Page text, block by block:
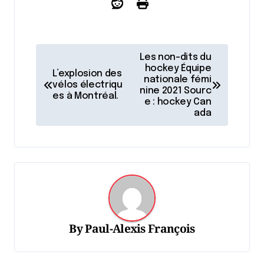
v
g
a
t
d
L’explosion des
vélos électriqu
es à Montréal.
Les non-dits du
hockey Équipe
nationale fémi
nine 2021 Sourc
e : hockey Can
ada
ByPaul-Alexis François